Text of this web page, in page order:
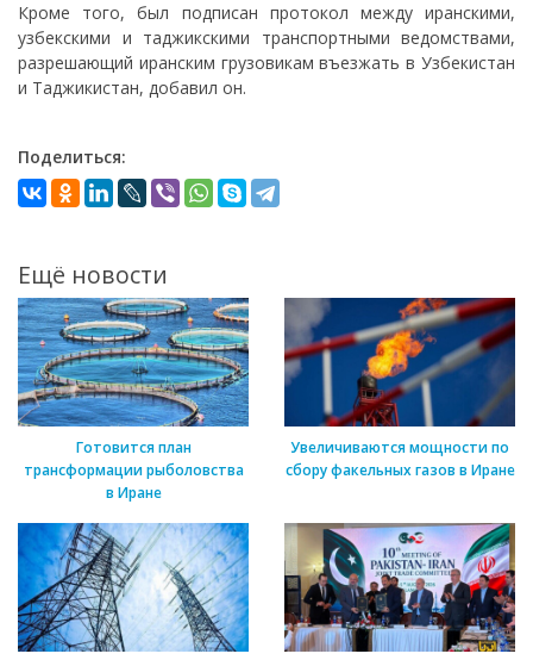
Кроме того, был подписан протокол между иранскими,
узбекскими и таджикскими транспортными ведомствами,
разрешающий иранским грузовикам въезжать в Узбекистан
и Таджикистан, добавил он.
Поделиться:
Ещё новости
Готовится план
трансформации рыболовства
в Иране
Увеличиваются мощности по
сбору факельных газов в Иране